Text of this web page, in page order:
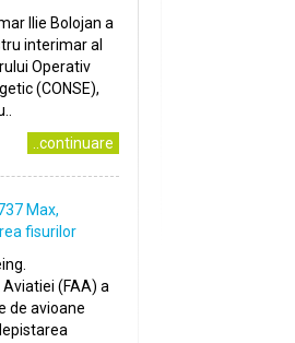
Ilie Bolojan a
interimar al
Operativ
(CONSE),
..continuare
Max,
fisurilor
(FAA) a
de avioane